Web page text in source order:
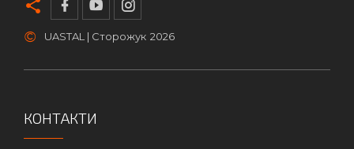
© UASTAL | Сторожук 2026
КОНТАКТИ